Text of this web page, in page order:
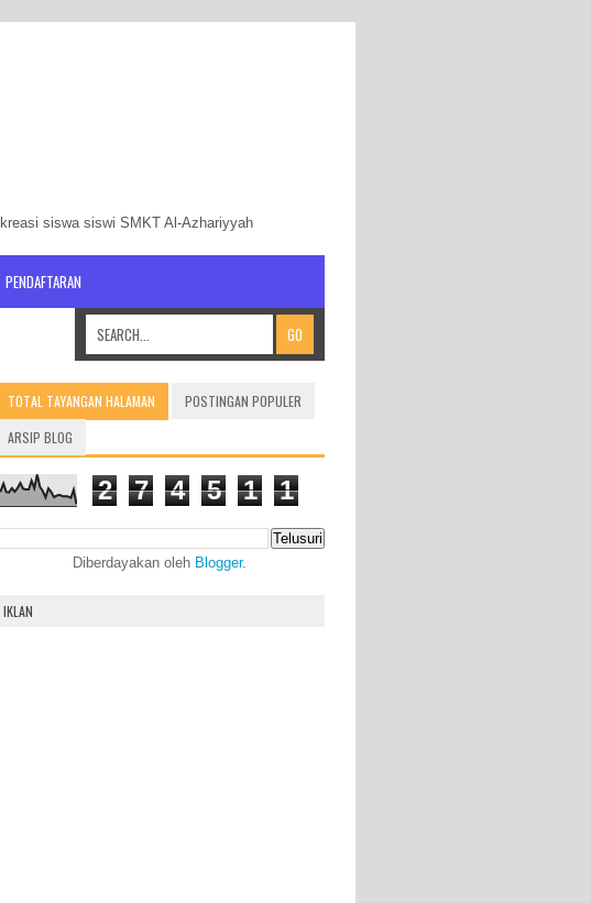
siswa siswi SMKT Al-Azhariyyah
PENDAFTARAN
TOTAL TAYANGAN HALAMAN
POSTINGAN POPULER
ARSIP BLOG
2 7 4 5 1 1
Diberdayakan oleh Blogger.
IKLAN